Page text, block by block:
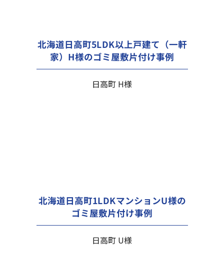
北海道日高町5LDK以上戸建て（一軒
家）H様のゴミ屋敷片付け事例
日高町 H様
北海道日高町1LDKマンションU様の
ゴミ屋敷片付け事例
日高町 U様